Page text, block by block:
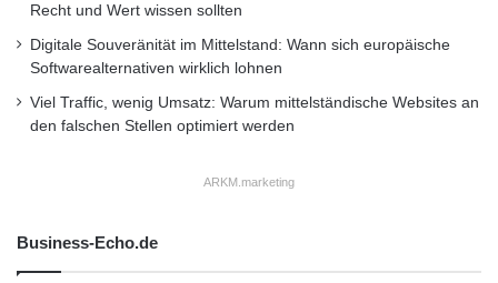
Recht und Wert wissen sollten
Digitale Souveränität im Mittelstand: Wann sich europäische
Softwarealternativen wirklich lohnen
Viel Traffic, wenig Umsatz: Warum mittelständische Websites an
den falschen Stellen optimiert werden
ARKM.marketing
Business-Echo.de